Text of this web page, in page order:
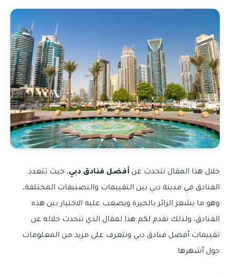
خلال هذا المقال نتحدث عن أفضل فنادق دبي، حيث تتعدد
الفنادق في مدينة دبي بين التقييمات والتصنيفات المختلفة،
وهو ما يشعر الزائر بالحيرة ويصعب عليه الاختيار بين هذه
الفنادق، ولذلك نقدم لكم هذا لمقال الذي نتحدث خلاله عن
تقييمات أفضل فنادق دبي ونتعرف على مزيد من المعلومات
حول أشهرها.